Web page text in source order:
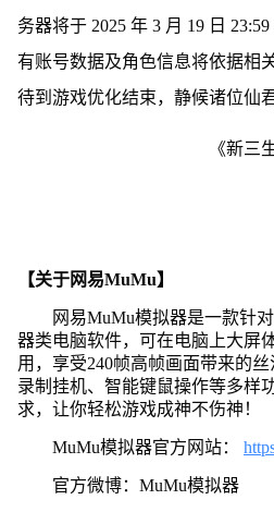
务器将于 2025 年 3 月 19 日
有账号数据及角色信息将依据相
待到游戏优化结束，静候诸位仙
《新三
【关于网易MuMu】
网易MuMu模拟器是一款针
器类电脑软件，可在电脑上大屏
用，享受240帧高帧画面带来的
录制挂机、智能键鼠操作等多样
求，让你轻松游戏成神不伤神！
MuMu模拟器官方网站：
官方微博：MuMu模拟器